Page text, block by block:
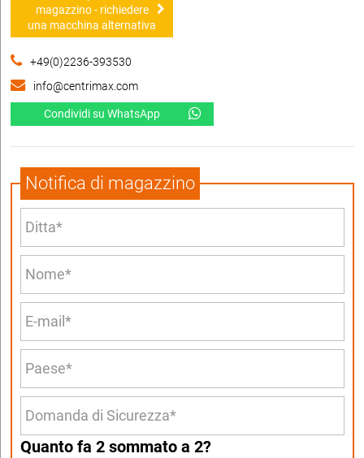
magazzino - richiedere
una macchina alternativa
+49(0)2236-393530
info@centrimax.com
Condividi su WhatsApp
Notifica di magazzino
Quanto fa 2 sommato a 2?